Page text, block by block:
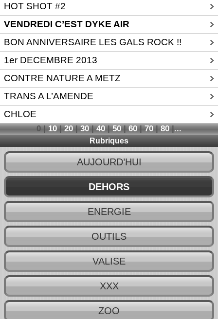
HOT SHOT #2
VENDREDI C’EST DYKE AIR
BON ANNIVERSAIRE LES GALS ROCK !!
1er DECEMBRE 2013
CONTRE NATURE A METZ
TRANS A L’AMENDE
CHLOE
0|10|20|30|40|50|60|70|80|...
Rubriques
AUJOURD’HUI
DEHORS
ENERGIE
OUTILS
VALISE
XXX
ZOO